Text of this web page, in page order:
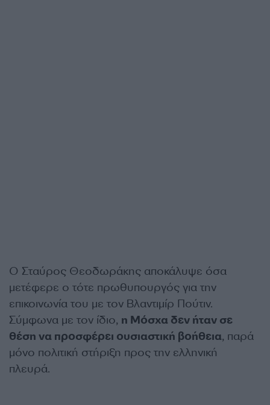
Ο Σταύρος Θεοδωράκης αποκάλυψε όσα
μετέφερε ο τότε πρωθυπουργός για την
επικοινωνία του με τον Βλαντιμίρ Πούτιν.
Σύμφωνα με τον ίδιο, η Μόσχα δεν ήταν σε
θέση να προσφέρει ουσιαστική βοήθεια, παρά
μόνο πολιτική στήριξη προς την ελληνική
πλευρά.